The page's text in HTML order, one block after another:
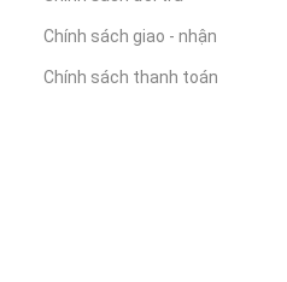
Chính sách giao - nhận
Chính sách thanh toán